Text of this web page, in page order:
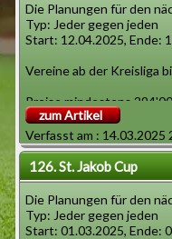
Die Planungen für den
Typ: Jeder gegen jeden
Start: 12.04.2025, Ende:
Vereine ab der Kreisliga
Preise mindestens
zum Artikel
Verfasst am : 14.03.2025
126. St. Jakob Cup
Die Planungen für den
Typ: Jeder gegen jeden
Start: 01.03.2025, Ende: